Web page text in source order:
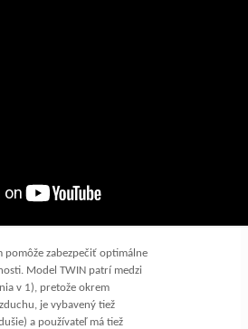
pomôže zabezpečiť optimálne
Model TWIN patrí medzi
v 1), pretože okrem
je vybavený tiež
a používateľ má tiež